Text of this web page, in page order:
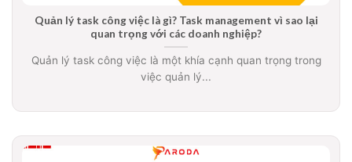
Quản lý task công việc là gì? Task management vì sao lại
quan trọng với các doanh nghiệp?
Quản lý task công việc là một khía cạnh quan trọng trong
việc quản lý...